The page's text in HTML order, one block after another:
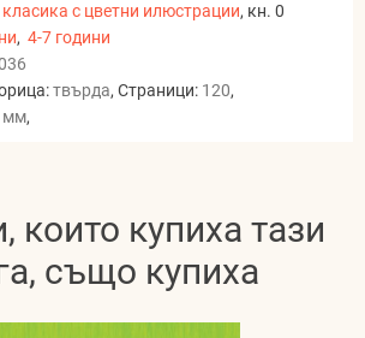
с цветни илюстрации, кн. 0
, 4-7 години
твърда, Страници: 120,
мм,
които купиха тази
също купиха